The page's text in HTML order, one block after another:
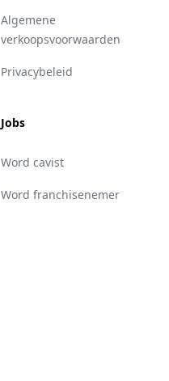
Algemene
verkoopsvoorwaarden
Privacybeleid
Jobs
Word cavist
Word franchisenemer